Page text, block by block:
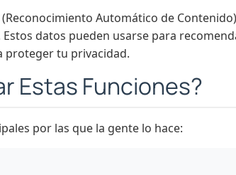
Automático de
datos pueden usarse para
proteger tu privacidad.
Estas Funciones?
por las que la gente lo hace: